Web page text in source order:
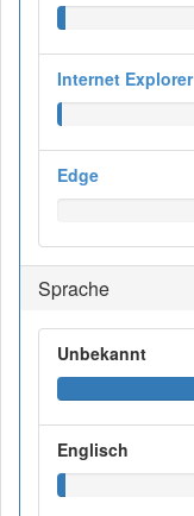
Internet Explorer
Edge
Sprache
Unbekannt
Englisch